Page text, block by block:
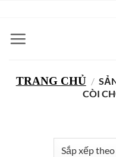
nội
TRANG CHỦ /
CÒI